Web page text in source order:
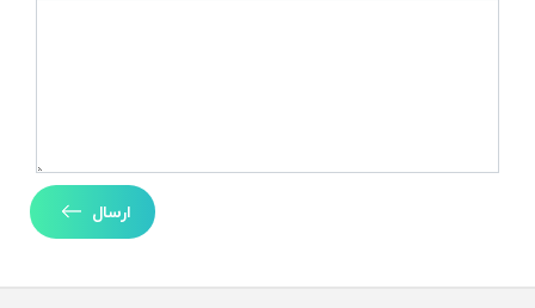
ارسال